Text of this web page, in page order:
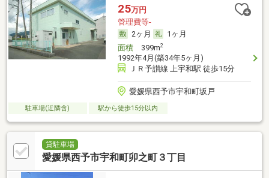
25万円
管理費等-
2ヶ月
1ヶ月
面積399m2
1992年4月(築34年5ヶ月)
ＪＲ予讃線 上宇和駅 徒歩15分
愛媛県西予市宇和町坂戸
駐車場(近隣含) 駅から徒歩15分以内
貸駐車場
愛媛県西予市宇和町卯之町３丁目